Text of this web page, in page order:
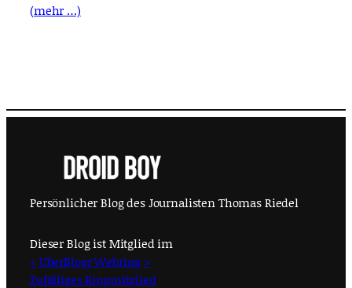
(mehr …)
Persönlicher Blog des Journalisten Thomas Riedel
Dieser Blog ist Mitglied im
< UberBlogr Webring >
Zufälliges Ringmitglied